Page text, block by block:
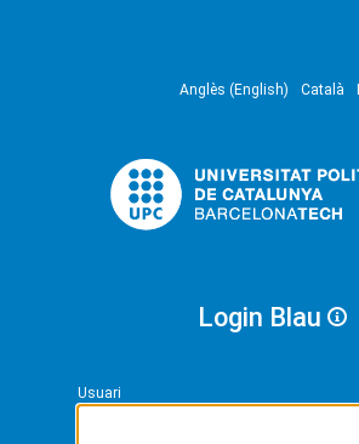
Anglès (English) Català
Login Blau
Usuari